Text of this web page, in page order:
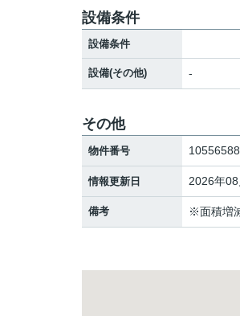
設備条件
設備条件
設備(その他) -
その他
物件番号
情報更新日 2026年
備考 ※面積増